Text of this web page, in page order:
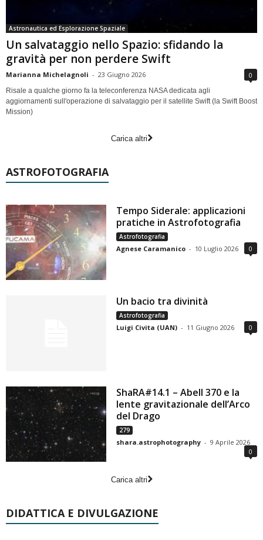
Astronautica ed Esplorazione Spaziale
Un salvataggio nello Spazio: sfidando la
gravità per non perdere Swift
Marianna Michelagnoli - 23 Giugno 2026 0
Risale a qualche giorno fa la teleconferenza NASA dedicata agli
aggiornamenti sull'operazione di salvataggio per il satellite Swift (la Swift Boost
Mission)
Carica altri
ASTROFOTOGRAFIA
Tempo Siderale: applicazioni
pratiche in Astrofotografia
Astrofotografia
Agnese Caramanico - 10 Luglio 2026 0
Un bacio tra divinità
Astrofotografia
Luigi Civita (UAN) - 11 Giugno 2026 0
ShaRA#14.1 – Abell 370 e la
lente gravitazionale dell’Arco
del Drago
279
shara.astrophotography - 9 Aprile 2026
0
Carica altri
DIDATTICA E DIVULGAZIONE